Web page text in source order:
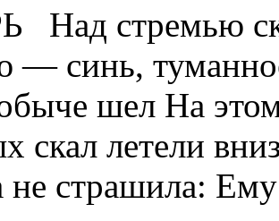
Над стремью
— синь,
шел На
скал летели
не страшила: